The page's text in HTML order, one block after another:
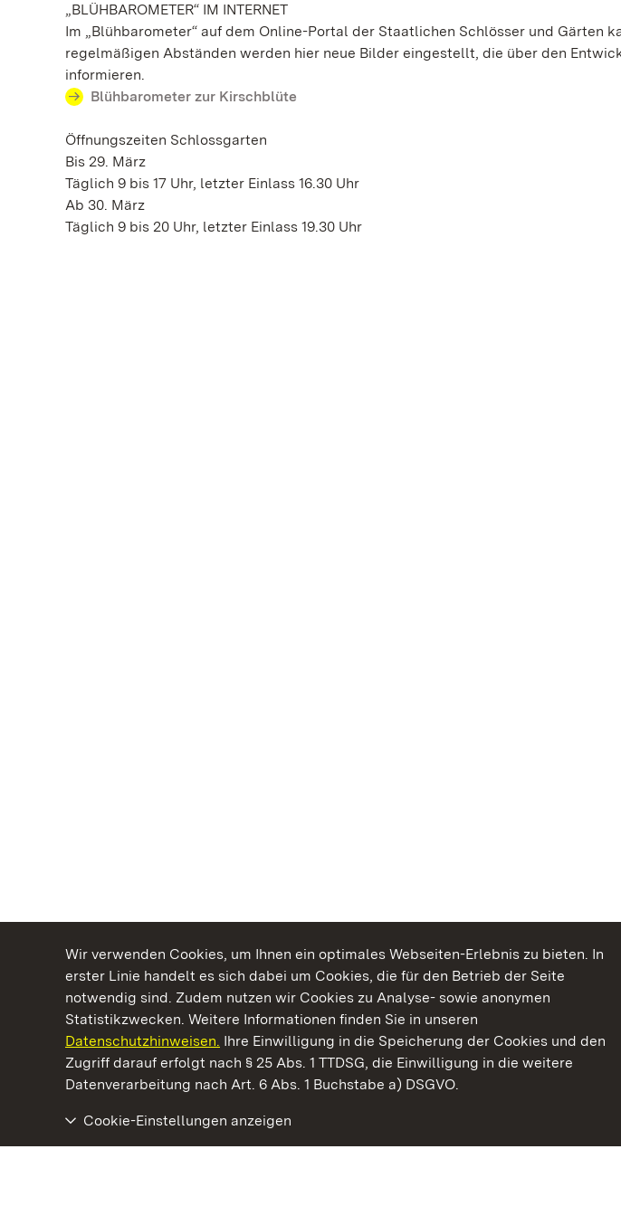
Wir verwenden Cookies, um Ihnen ein optimales Webseiten-Erlebnis zu bieten. In
erster Linie handelt es sich dabei um Cookies, die für den Betrieb der Seite
notwendig sind. Zudem nutzen wir Cookies zu Analyse- sowie anonymen
Statistikzwecken. Weitere Informationen finden Sie in unseren
Datenschutzhinweisen. Ihre Einwilligung in die Speicherung der Cookies und den
Zugriff darauf erfolgt nach § 25 Abs. 1 TTDSG, die Einwilligung in die weitere
Datenverarbeitung nach Art. 6 Abs. 1 Buchstabe a) DSGVO.
Cookie-Einstellungen anzeigen
„BLÜHBAROMETER“ IM INTERNET
Im „Blühbarometer“ auf dem Online-Portal der Staatlichen Schlösser und Gärten
regelmäßigen Abständen werden hier neue Bilder eingestellt, die über den
informieren.
Blühbarometer zur Kirschblüte
Öffnungszeiten Schlossgarten
Bis 29. März
Täglich 9 bis 17 Uhr, letzter Einlass 16.30 Uhr
Ab 30. März
Täglich 9 bis 20 Uhr, letzter Einlass 19.30 Uhr
Kommen. Staunen. Genießen.